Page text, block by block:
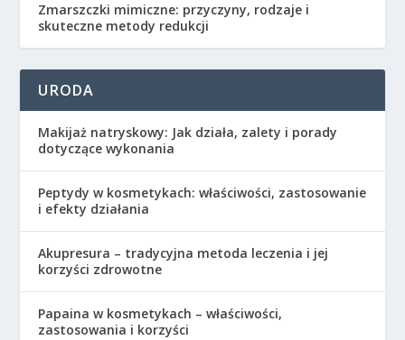
Zmarszczki mimiczne: przyczyny, rodzaje i
skuteczne metody redukcji
URODA
Makijaż natryskowy: Jak działa, zalety i porady
dotyczące wykonania
Peptydy w kosmetykach: właściwości, zastosowanie
i efekty działania
Akupresura – tradycyjna metoda leczenia i jej
korzyści zdrowotne
Papaina w kosmetykach – właściwości,
zastosowania i korzyści